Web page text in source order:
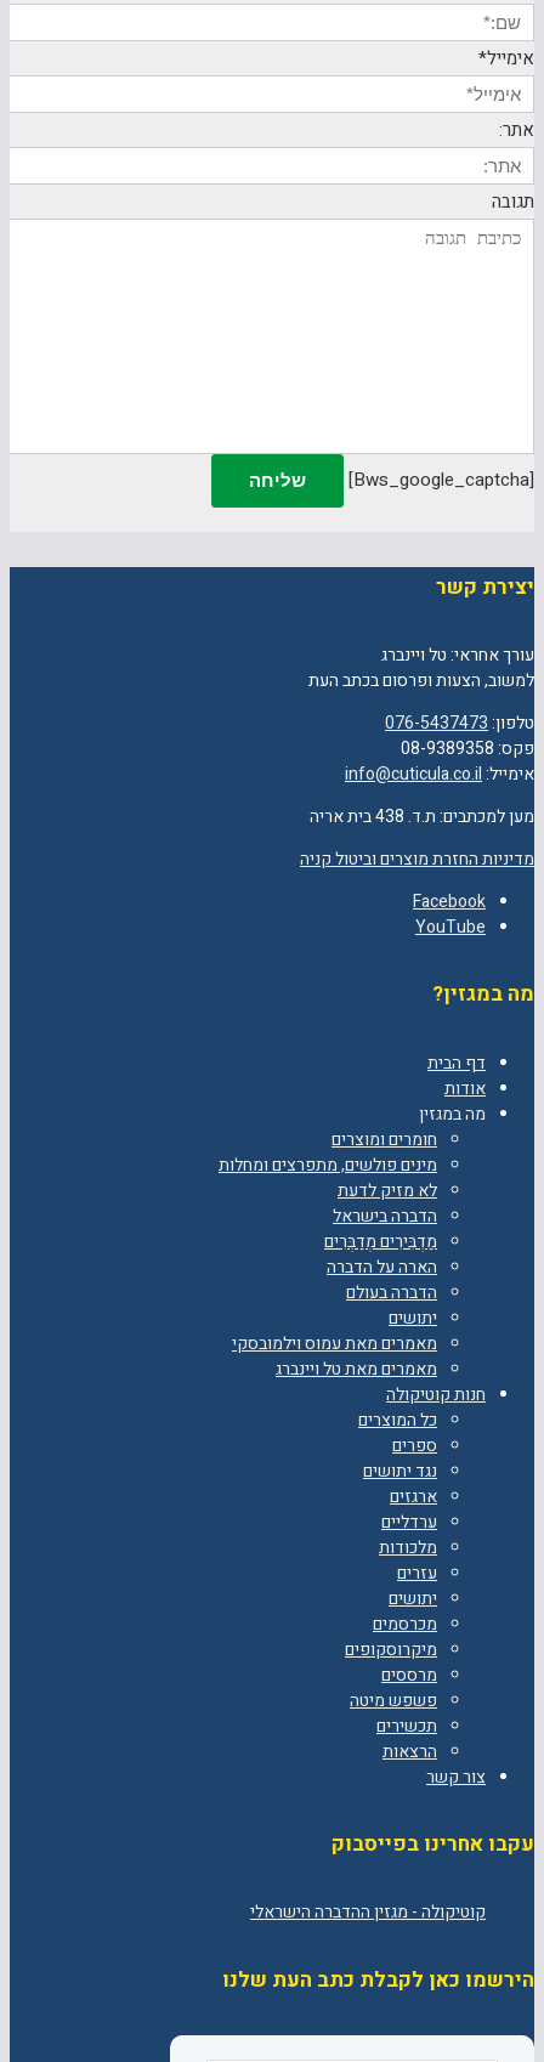
אימייל*
אתר:
תגובה
[bws_google_captcha]
יצירת קשר
עורך אחראי: טל ויינברג
למשוב, הצעות ופרסום בכתב העת
טלפון:076-5437473
פקס: 08-9389358
אימייל:info@cuticula.co.il
מען למכתבים: ת.ד. 438 בית אריה
מדיניות החזרת מוצרים וביטול קניה
Facebook
YouTube
מה במגזין?
דף הבית
אודות
מה במגזין
חומרים ומוצרים
מינים פולשים, מתפרצים ומחלות
לא מזיק לדעת
הדברה בישראל
מַדְבִּירִים מְדַבְּרִים
הארה על הדברה
הדברה בעולם
יתושים
מאמרים מאת עמוס וילמובסקי
מאמרים מאת טל ויינברג
חנות קוטיקולה
כל המוצרים
ספרים
נגד יתושים
ארגזים
ערדליים
מלכודות
עזרים
יתושים
מכרסמים
מיקרוסקופים
מרססים
פשפש מיטה
תכשירים
הרצאות
צור קשר
עקבו אחרינו בפייסבוק
הירשמו כאן לקבלת כתב העת שלנו